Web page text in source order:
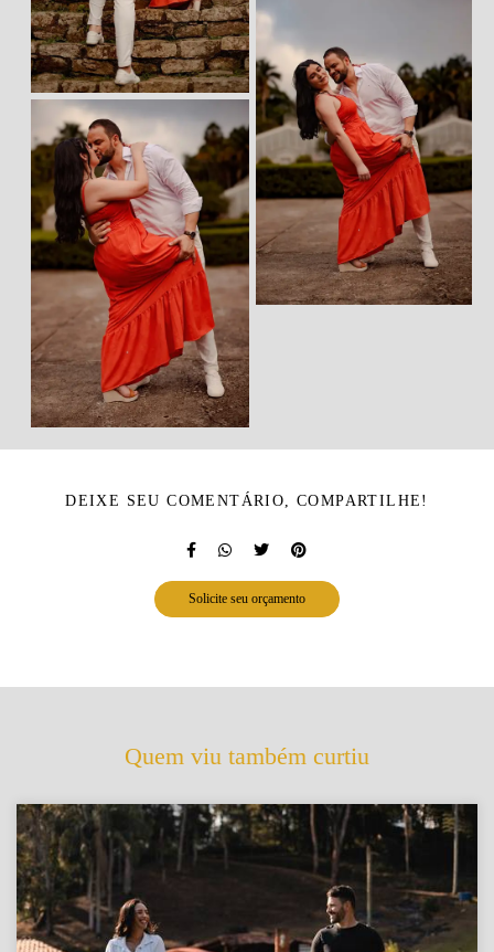
DEIXE SEU COMENTÁRIO, COMPARTILHE!
Solicite seu orçamento
Quem viu também curtiu